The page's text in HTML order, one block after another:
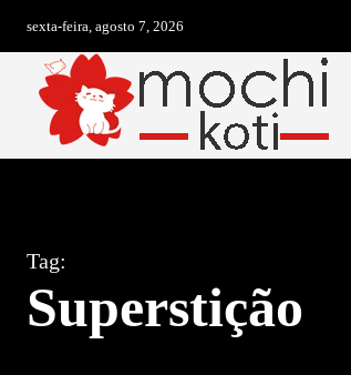
sexta-feira, agosto 7, 2026
Tag:
Superstição